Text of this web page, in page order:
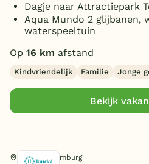
Dagje naar Attractiepark
Aqua Mundo 2 glijbanen,
waterspeeltuin
Op 16 km afstand
Kindvriendelijk Familie Jonge
Bekijk
Sevenum, Limburg